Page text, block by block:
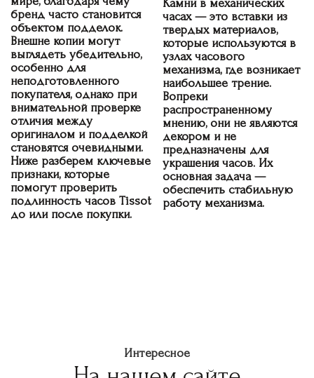
бренд часто становится
объектом подделок.
Внешне копии могут
выглядеть убедительно,
особенно для
неподготовленного
покупателя, однако при
внимательной проверке
отличия между
оригиналом и подделкой
становятся очевидными.
Ниже разберем ключевые
признаки, которые
помогут проверить
подлинность часов Tissot
до или после покупки.
Камни в механических
часах — это вставки из
твердых материалов,
которые используются в
узлах часового
механизма, где возникает
наибольшее трение.
Вопреки
распространенному
мнению, они не являются
декором и не
предназначены для
украшения часов. Их
основная задача —
обеспечить стабильную
работу механизма.
Интересное